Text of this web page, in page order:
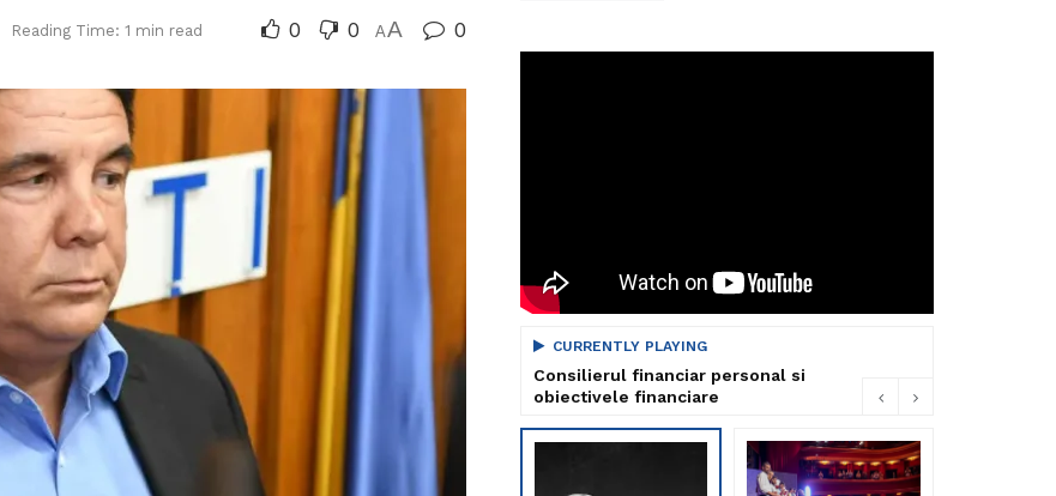
Reading Time: 1 min read 0 0 AA 0
CURRENTLY PLAYING
Consilierul financiar personal si
obiectivele financiare